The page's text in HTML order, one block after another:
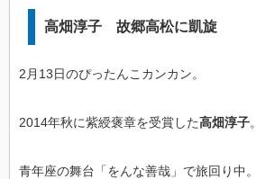
高畑淳子 故郷高松に凱旋
2月13日のぴったんこカンカン。
2014年秋に紫綬褒章を受賞した高畑淳子。
青年座の舞台「をんな善哉」で旅回り中。